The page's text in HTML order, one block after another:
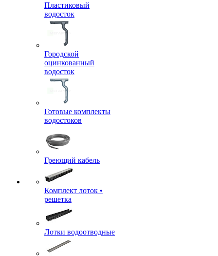
Пластиковый
водосток
Городской
оцинкованный
водосток
Готовые комплекты
водостоков
Греющий кабель
Комплект лоток •
решетка
Лотки водоотводные